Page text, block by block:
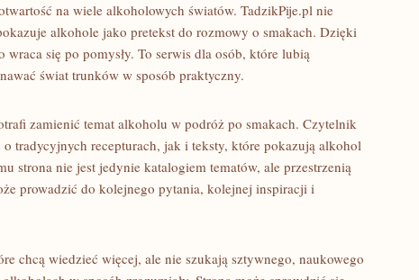
na wiele alkoholowych światów. TadzikPije.pl nie
alkohole jako pretekst do rozmowy o smakach. Dzięki
się po pomysły. To serwis dla osób, które lubią
świat trunków w sposób praktyczny.
zamienić temat alkoholu w podróż po smakach. Czytelnik
tradycyjnych recepturach, jak i teksty, które pokazują alkohol
strona nie jest jedynie katalogiem tematów, ale przestrzenią
prowadzić do kolejnego pytania, kolejnej inspiracji i
chcą wiedzieć więcej, ale nie szukają sztywnego, naukowego